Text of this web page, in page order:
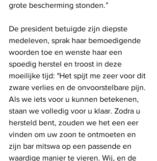
grote bescherming stonden.”
De president betuigde zijn diepste
medeleven, sprak haar bemoedigende
woorden toe en wenste haar een
spoedig herstel en troost in deze
moeilijke tijd: "Het spijt me zeer voor dit
zware verlies en de onvoorstelbare pijn.
Als we iets voor u kunnen betekenen,
staan ​​we volledig voor u klaar. Zodra u
hersteld bent, zouden we het een eer
vinden om uw zoon te ontmoeten en
zijn bar mitswa op een passende en
waardige manier te vieren. Wij, en de